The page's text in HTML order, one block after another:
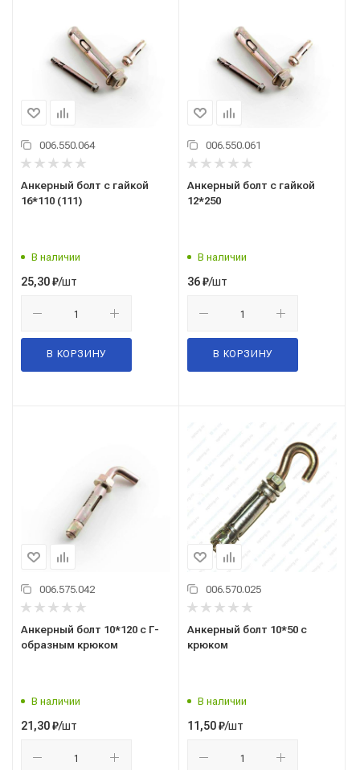
006.550.064
Анкерный болт с гайкой
16*110 (111)
В наличии
25,30₽/шт
В КОРЗИНУ
006.550.061
Анкерный болт с гайкой
12*250
В наличии
36₽/шт
В КОРЗИНУ
006.575.042
Анкерный болт 10*120 с Г-
образным крюком
В наличии
21,30₽/шт
006.570.025
Анкерный болт 10*50 с
крюком
В наличии
11,50₽/шт